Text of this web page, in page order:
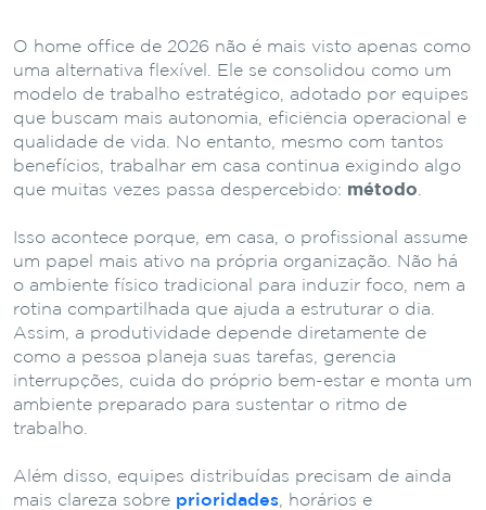
O home office de 2026 não é mais visto apenas como
uma alternativa flexível. Ele se consolidou como um
modelo de trabalho estratégico, adotado por equipes
que buscam mais autonomia, eficiência operacional e
qualidade de vida. No entanto, mesmo com tantos
benefícios, trabalhar em casa continua exigindo algo
que muitas vezes passa despercebido: método
Isso acontece porque, em casa, o profissional assume
um papel mais ativo na própria organização. Não há
o ambiente físico tradicional para induzir foco, nem a
rotina compartilhada que ajuda a estruturar o dia.
Assim, a produtividade depende diretamente de
como a pessoa planeja suas tarefas, gerencia
interrupções, cuida do próprio bem-estar e monta um
ambiente preparado para sustentar o ritmo de
trabalho.
Além disso, equipes distribuídas precisam de ainda
mais clareza sobre prioridades , horários e